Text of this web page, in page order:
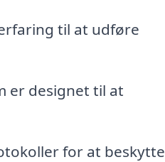
til at udføre
er designet til at
for at beskytte